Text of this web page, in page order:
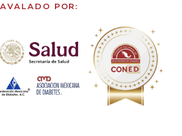
AVALADO POR: